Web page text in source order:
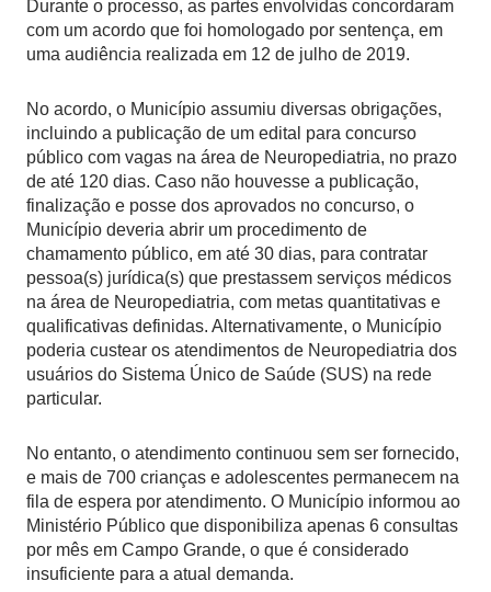
Durante o processo, as partes envolvidas concordaram
com um acordo que foi homologado por sentença, em
uma audiência realizada em 12 de julho de 2019.
No acordo, o Município assumiu diversas obrigações,
incluindo a publicação de um edital para concurso
público com vagas na área de Neuropediatria, no prazo
de até 120 dias. Caso não houvesse a publicação,
finalização e posse dos aprovados no concurso, o
Município deveria abrir um procedimento de
chamamento público, em até 30 dias, para contratar
pessoa(s) jurídica(s) que prestassem serviços médicos
na área de Neuropediatria, com metas quantitativas e
qualificativas definidas. Alternativamente, o Município
poderia custear os atendimentos de Neuropediatria dos
usuários do Sistema Único de Saúde (SUS) na rede
particular.
No entanto, o atendimento continuou sem ser fornecido,
e mais de 700 crianças e adolescentes permanecem na
fila de espera por atendimento. O Município informou ao
Ministério Público que disponibiliza apenas 6 consultas
por mês em Campo Grande, o que é considerado
insuficiente para a atual demanda.